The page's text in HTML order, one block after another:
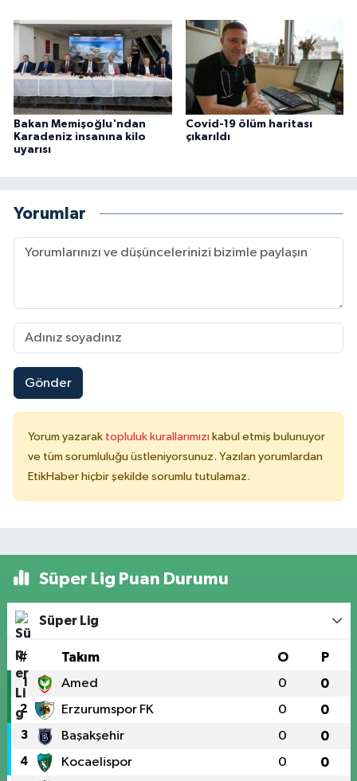
Bakan Memişoğlu'ndan
Karadeniz insanına kilo
uyarısı
Covid-19 ölüm haritası
çıkarıldı
Yorumlar
Gönder
Yorum yazarak topluluk kurallarımızı kabul etmiş bulunuyor
ve tüm sorumluluğu üstleniyorsunuz. Yazılan yorumlardan
EtikHaber hiçbir şekilde sorumlu tutulamaz.
Süper Lig Puan Durumu
Süper Lig
# Takım O P
1 Amed 0 0
2 Erzurumspor FK 0 0
3 Başakşehir 0 0
4 Kocaelispor 0 0